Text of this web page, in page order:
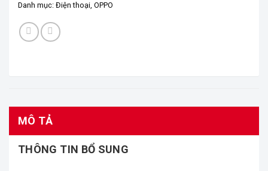
Danh mục: Điện thoại, OPPO
MÔ TẢ
THÔNG TIN BỔ SUNG